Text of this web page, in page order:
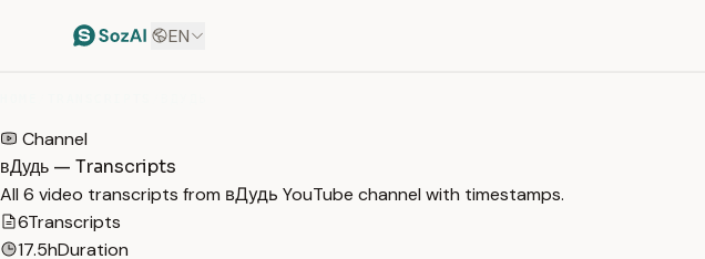
EN
Channel
вДудь — Transcripts
All 6 video transcripts from вДудь YouTube channel with timestamps.
6Transcripts
17.5hDuration